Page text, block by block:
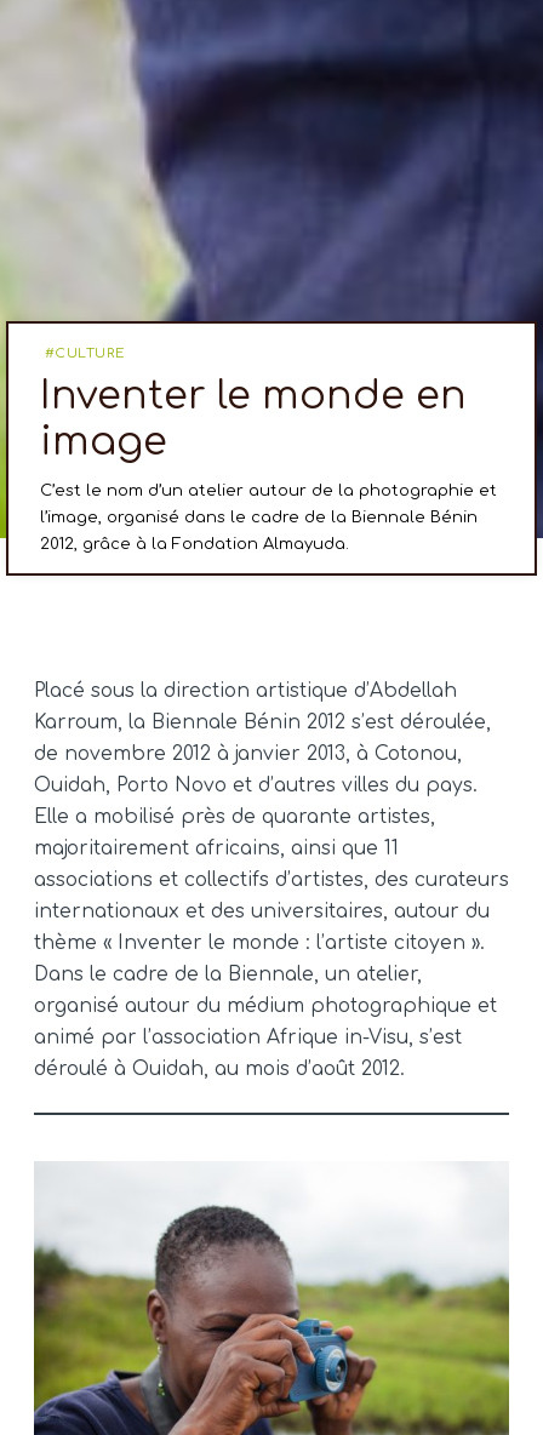
CULTURE
Inventer le monde en
image
C’est le nom d’un atelier autour de la photographie et
l’image, organisé dans le cadre de la Biennale Bénin
2012, grâce à la Fondation Almayuda.
Placé sous la direction artistique d’Abdellah
Karroum, la Biennale Bénin 2012 s’est déroulée,
de novembre 2012 à janvier 2013, à Cotonou,
Ouidah, Porto Novo et d’autres villes du pays.
Elle a mobilisé près de quarante artistes,
majoritairement africains, ainsi que 11
associations et collectifs d’artistes, des curateurs
internationaux et des universitaires, autour du
thème « Inventer le monde : l’artiste citoyen ».
Dans le cadre de la Biennale, un atelier,
organisé autour du médium photographique et
animé par l’association Afrique in-Visu, s’est
déroulé à Ouidah, au mois d’août 2012.